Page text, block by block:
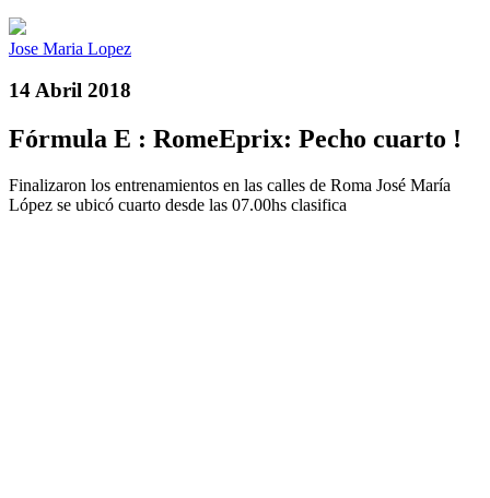
Jose Maria Lopez
14 Abril 2018
Fórmula E : RomeEprix: Pecho cuarto !
Finalizaron los entrenamientos en las calles de Roma José María
López se ubicó cuarto desde las 07.00hs clasifica